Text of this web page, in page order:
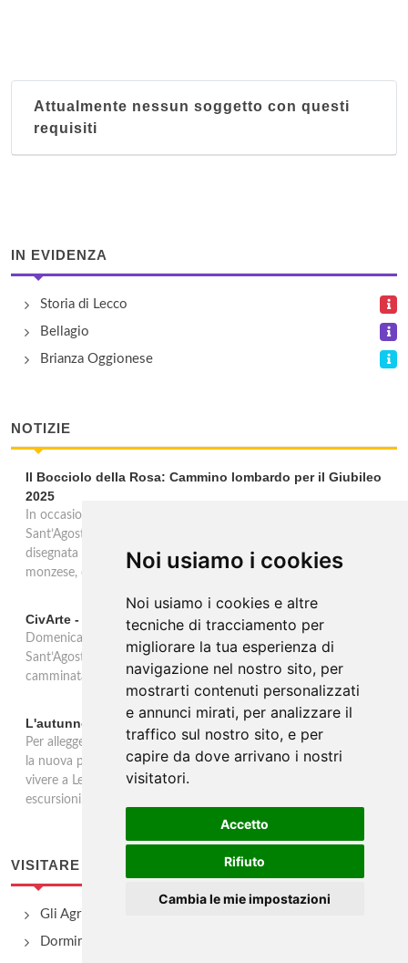
Noi usiamo i cookies
Noi usiamo i cookies e altre
tecniche di tracciamento per
migliorare la tua esperienza di
navigazione nel nostro sito, per
mostrarti contenuti personalizzati
e annunci mirati, per analizzare il
traffico sul nostro sito, e per
capire da dove arrivano i nostri
visitatori.
Accetto
Rifiuto
Cambia le mie impostazioni
Attualmente nessun soggetto con questi
requisiti
IN EVIDENZA
Storia di Lecco
Bellagio
Brianza Oggionese
NOTIZIE
Il Bocciolo della Rosa: Cammino lombardo per il Giubileo
2025
In occasione del Giubileo 2025, l’Associazione Cammino di
Sant’Agostino ha dato vita ad una più breve esperienza pellegrina
disegnata per 5 giorni di cammino fra le colline della Brianza
monzese, comasca e lecchese e nel Triangolo Lariano.
CivArte - Arte nell’Orrido, una camminata emozionante
Domenica 17 novembre 2024 l’associazione Cammino di
Sant’Agostino proporrà nel Comune di Civate (LC) una breve
camminata all’aperto che coniugherà Arte, Natura e Land Art.
L'autunno nel lecchese tra natura, storia e leggende
Per alleggerirsi dal peso dell’inesorabile fine dell’estate, eccoci con
la nuova programmazione autunnale 2024 delle esperienze da
vivere a Lecco: passeggiate nei boschi, incontri con naturalisti ed
escursioni.
VISITARE
Gli Agriturismo
Dormire